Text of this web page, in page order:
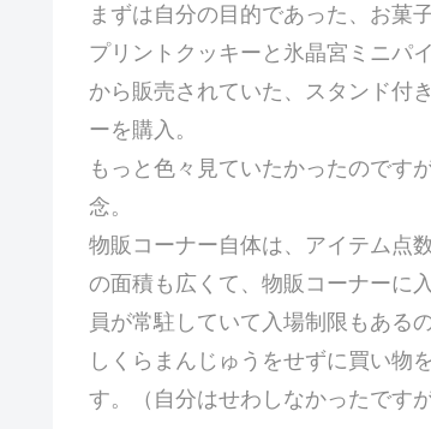
まずは自分の目的であった、お菓
プリントクッキーと氷晶宮ミニパ
から販売されていた、スタンド付
ーを購入。
もっと色々見ていたかったのです
念。
物販コーナー自体は、アイテム点
の面積も広くて、物販コーナーに
員が常駐していて入場制限もある
しくらまんじゅうをせずに買い物
す。（自分はせわしなかったです